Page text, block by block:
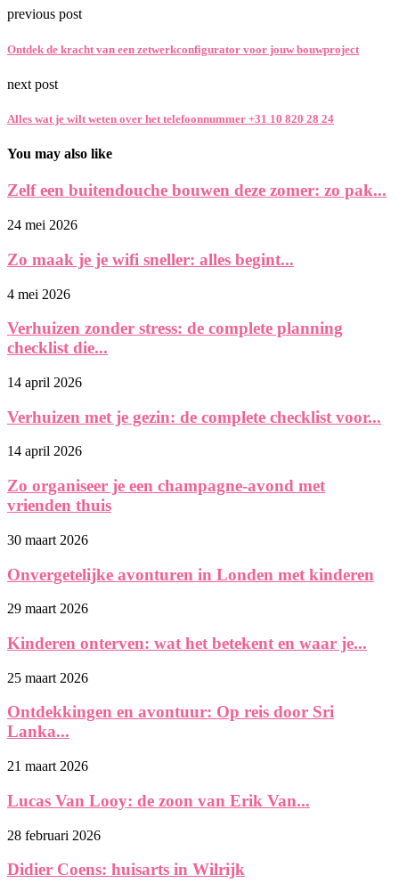
previous post
Ontdek de kracht van een zetwerkconfigurator voor jouw bouwproject
next post
Alles wat je wilt weten over het telefoonnummer +31 10 820 28 24
You may also like
Zelf een buitendouche bouwen deze zomer: zo pak...
24 mei 2026
Zo maak je je wifi sneller: alles begint...
4 mei 2026
Verhuizen zonder stress: de complete planning
checklist die...
14 april 2026
Verhuizen met je gezin: de complete checklist voor...
14 april 2026
Zo organiseer je een champagne-avond met
vrienden thuis
30 maart 2026
Onvergetelijke avonturen in Londen met kinderen
29 maart 2026
Kinderen onterven: wat het betekent en waar je...
25 maart 2026
Ontdekkingen en avontuur: Op reis door Sri
Lanka...
21 maart 2026
Lucas Van Looy: de zoon van Erik Van...
28 februari 2026
Didier Coens: huisarts in Wilrijk